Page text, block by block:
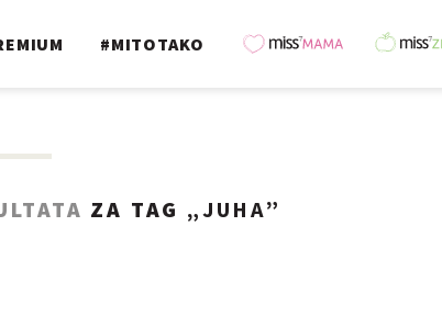
#MITOTAKO
ZA TAG „JUHA”